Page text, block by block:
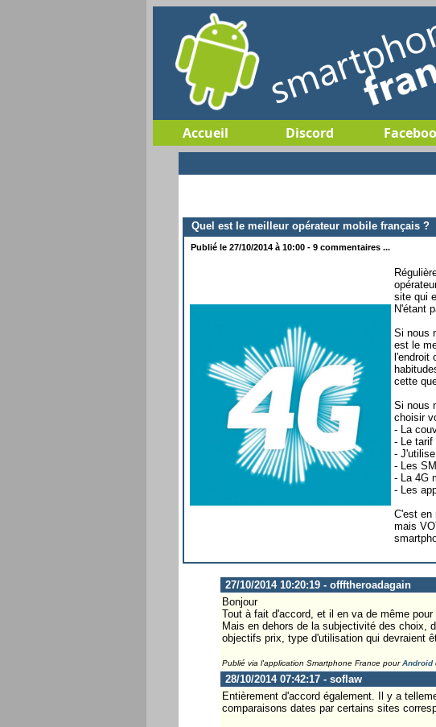
Accueil Discord
Quel est le meilleur opérateur mobile français ?
Publié le 27/10/2014 à 10:00 - 9 commentaires ...
site qui
N'étant
Si nous
est le
l'endroit
cette
Si nous
choisir
- La
- Le tarif
-
- Les
- La 4G
- Les
C'est en
mais
27/10/2014 10:20:19 - offftheroadagain
Bonjour
Tout à fait d'accord, et il en va de même
Mais en dehors de la subjectivité des choix,
objectifs prix, type d'utilisation qui devraient
Publié via l'application Smartphone France pourAndroid
28/10/2014 07:42:17 - soflaw
Entièrement d'accord également. Il y a
comparaisons dates par certains sites